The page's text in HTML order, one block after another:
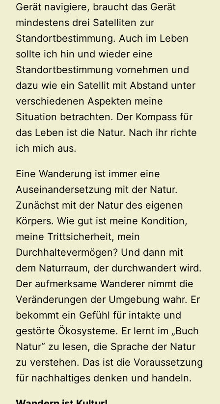
Gerät navigiere, braucht das Gerät
mindestens drei Satelliten zur
Standortbestimmung. Auch im Leben
sollte ich hin und wieder eine
Standortbestimmung vornehmen und
dazu wie ein Satellit mit Abstand unter
verschiedenen Aspekten meine
Situation betrachten. Der Kompass für
das Leben ist die Natur. Nach ihr richte
ich mich aus.
Eine Wanderung ist immer eine
Auseinandersetzung mit der Natur.
Zunächst mit der Natur des eigenen
Körpers. Wie gut ist meine Kondition,
meine Trittsicherheit, mein
Durchhaltevermögen? Und dann mit
dem Naturraum, der durchwandert wird.
Der aufmerksame Wanderer nimmt die
Veränderungen der Umgebung wahr. Er
bekommt ein Gefühl für intakte und
gestörte Ökosysteme. Er lernt im „Buch
Natur“ zu lesen, die Sprache der Natur
zu verstehen. Das ist die Voraussetzung
für nachhaltiges denken und handeln.